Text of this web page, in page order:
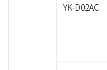
YK-D02AC